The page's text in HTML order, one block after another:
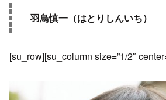
羽鳥慎一（はとりしんいち）
[su_row][su_column size=”1/2″